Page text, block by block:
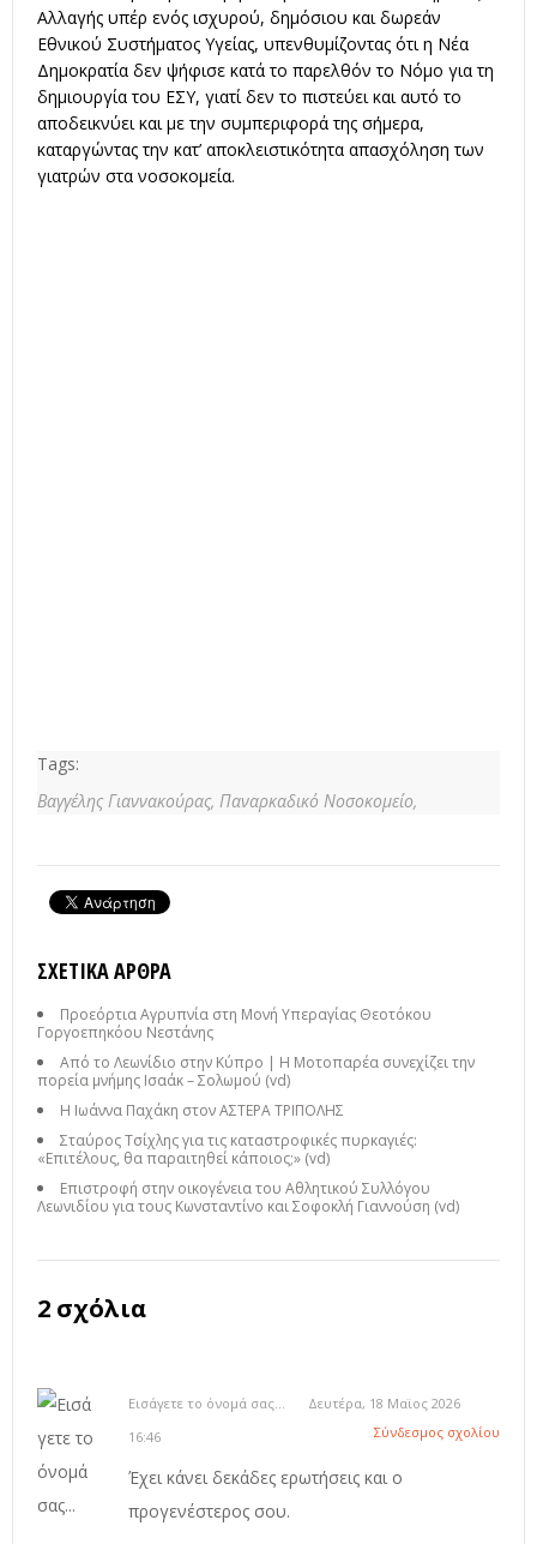
Αλλαγής υπέρ ενός ισχυρού, δημόσιου και δωρεάν
Εθνικού Συστήματος Υγείας, υπενθυμίζοντας ότι η Νέα
Δημοκρατία δεν ψήφισε κατά το παρελθόν το Νόμο για τη
δημιουργία του ΕΣΥ, γιατί δεν το πιστεύει και αυτό το
αποδεικνύει και με την συμπεριφορά της σήμερα,
καταργώντας την κατ’ αποκλειστικότητα απασχόληση των
γιατρών στα νοσοκομεία.
Tags:
Βαγγέλης Γιαννακούρας, Παναρκαδικό Νοσοκομείο,
ΣΧΕΤΙΚΆ ΆΡΘΡΑ
Προεόρτια Αγρυπνία στη Μονή Υπεραγίας Θεοτόκου
Γοργοεπηκόου Νεστάνης
Από το Λεωνίδιο στην Κύπρο | Η Μοτοπαρέα συνεχίζει την
πορεία μνήμης Ισαάκ – Σολωμού (vd)
Η Ιωάννα Παχάκη στον ΑΣΤΕΡΑ ΤΡΙΠΟΛΗΣ
Σταύρος Τσίχλης για τις καταστροφικές πυρκαγιές:
«Επιτέλους, θα παραιτηθεί κάποιος;» (vd)
Επιστροφή στην οικογένεια του Αθλητικού Συλλόγου
Λεωνιδίου για τους Κωνσταντίνο και Σοφοκλή Γιαννούση (vd)
2 σχόλια
Εισάγετε το όνομά σας...
Δευτέρα, 18 Μαϊος 2026
16:46
Σύνδεσμος σχολίου
Έχει κάνει δεκάδες ερωτήσεις και ο
προγενέστερος σου.